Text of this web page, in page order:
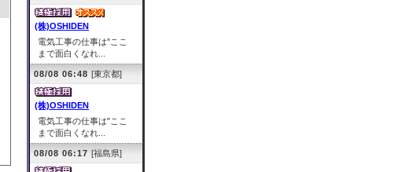
(株)OSHIDEN
電気工事の仕事は"ここ
まで面白くなれ...
08/08 06:48 [東京都]
(株)OSHIDEN
電気工事の仕事は"ここ
まで面白くなれ...
08/08 06:17 [福島県]